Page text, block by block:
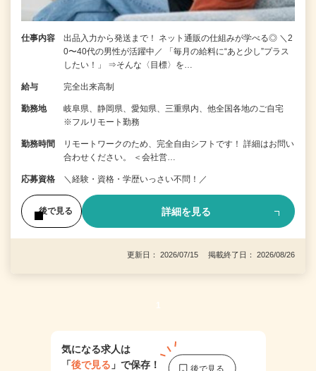
仕事内容
出品入力から発送まで！ ネット通販の仕組みが学べる◎ ＼2
0〜40代の男性が活躍中／ 「毎月の給料に“あと少し”プラス
したい！」 ⇒そんな〈目標〉を…
給与 完全出来高制
勤務地
岐阜県、静岡県、愛知県、三重県内、他全国各地のご自宅
※フルリモート勤務
勤務時間
リモートワークのため、完全自由シフトです！ 詳細はお問い
合わせください。 ＜会社営…
応募資格 ＼経験・資格・学歴いっさい不問！／
後で見る 詳細を見る
更新日： 2026/07/15 掲載終了日： 2026/08/26
1
気になる求人は
「後で見る 」で保存！